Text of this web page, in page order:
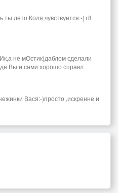
лето Коля,чувствуется:-)+8
не мОстик)даблом сделали
Вы и сами хорошо справл
Вася:-)просто ,искренне и